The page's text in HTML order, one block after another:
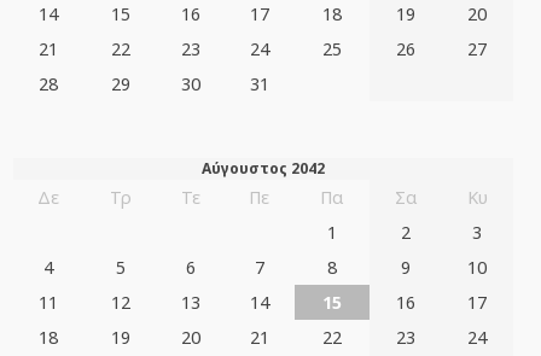
14
15 16 17 18 19
20
21
22 23 24 25 26
27
28
29 30 31
Αύγουστος 2042
Δε Τρ Τε Πε Πα Σα
Κυ
1
2
3
4
5 6 7 8 9
10
11
12 13 14 15 16
17
18
19 20 21 22 23 24